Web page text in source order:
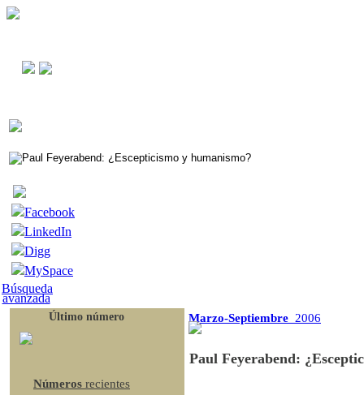
Facebook
LinkedIn
Digg
MySpace
Búsqueda
avanzada
Último número
Números recientes
Marzo-Septiembre 2006
Paul Feyerabend: